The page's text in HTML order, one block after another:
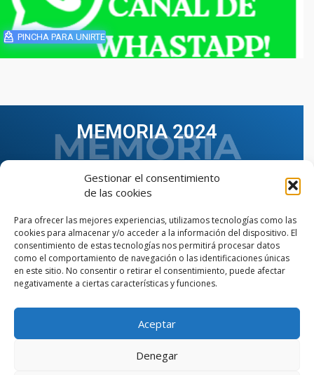
Gestionar el consentimiento
de las cookies
Para ofrecer las mejores experiencias, utilizamos tecnologías como las
cookies para almacenar y/o acceder a la información del dispositivo. El
consentimiento de estas tecnologías nos permitirá procesar datos
como el comportamiento de navegación o las identificaciones únicas
en este sitio. No consentir o retirar el consentimiento, puede afectar
negativamente a ciertas características y funciones.
Aceptar
Denegar
PINCHA PARA UNIRTE
MEMORIA 2024
VER TODAS LAS MEMORIAS